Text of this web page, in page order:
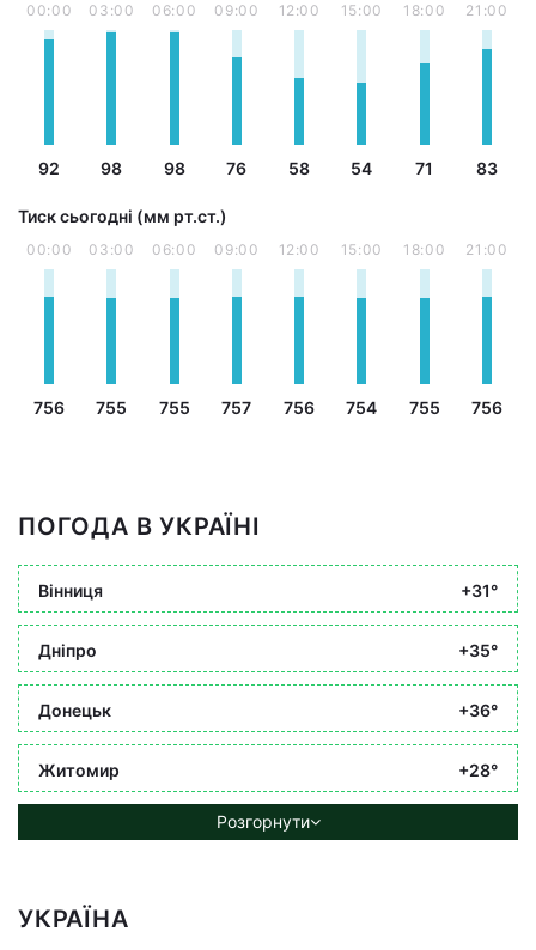
00:00
92
03:00
98
06:00
98
09:00
76
12:00
58
15:00
54
18:00
71
21:00
83
Тиск сьогодні (мм рт.ст.)
00:00
756
03:00
755
06:00
755
09:00
757
12:00
756
15:00
754
18:00
755
21:00
756
ПОГОДА В УКРАЇНІ
Вінниця +31°
Дніпро +35°
Донецьк +36°
Житомир +28°
Розгорнути
УКРАЇНА